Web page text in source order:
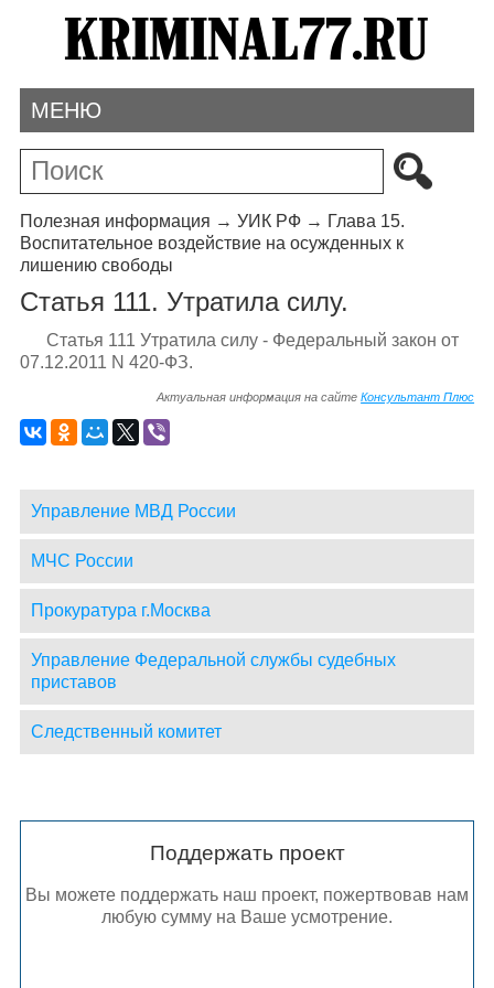
МЕНЮ
Полезная информация → УИК РФ→ Глава 15.
Воспитательное воздействие на осужденных к
лишению свободы
Статья 111. Утратила силу.
Статья 111 Утратила силу - Федеральный закон от
07.12.2011 N 420-ФЗ.
Актуальная информация на сайтеКонсультант Плюс
Управление МВД России
МЧС России
Прокуратура г.Москва
Управление Федеральной службы судебных
приставов
Следственный комитет
Поддержать проект
Вы можете поддержать наш проект, пожертвовав нам
любую сумму на Ваше усмотрение.